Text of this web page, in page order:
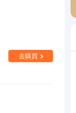
去購買